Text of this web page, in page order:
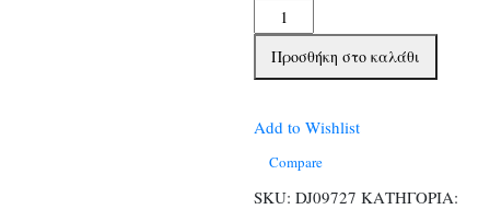
Djeco
Ανακαλύπτω
ξύνοντας
εικόνα
Προσθήκη στο καλάθι
Add to Wishlist
Compare
SKU: DJ09727 ΚΑΤΗΓΟΡΙΑ: